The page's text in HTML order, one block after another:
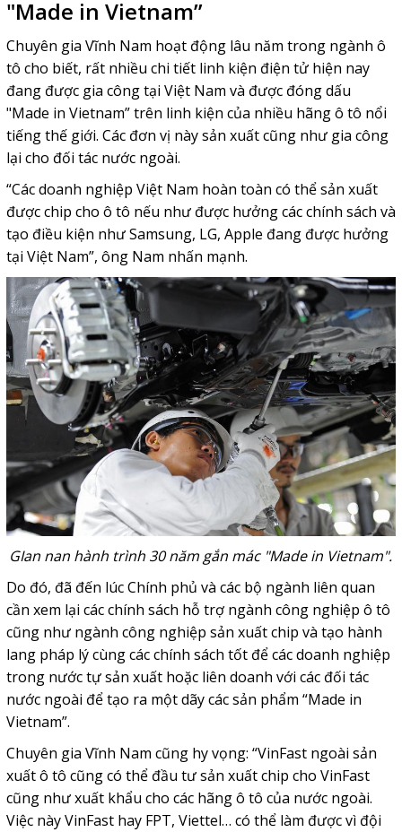
"Made in Vietnam”
Chuyên gia Vĩnh Nam hoạt động lâu năm trong ngành ô
tô cho biết, rất nhiều chi tiết linh kiện điện tử hiện nay
đang được gia công tại Việt Nam và được đóng dấu
"Made in Vietnam” trên linh kiện của nhiều hãng ô tô nổi
tiếng thế giới. Các đơn vị này sản xuất cũng như gia công
lại cho đối tác nước ngoài.
“Các doanh nghiệp Việt Nam hoàn toàn có thể sản xuất
được chip cho ô tô nếu như được hưởng các chính sách và
tạo điều kiện như Samsung, LG, Apple đang được hưởng
tại Việt Nam”, ông Nam nhấn mạnh.
GIan nan hành trình 30 năm gắn mác "Made in Vietnam".
Do đó, đã đến lúc Chính phủ và các bộ ngành liên quan
cần xem lại các chính sách hỗ trợ ngành công nghiệp ô tô
cũng như ngành công nghiệp sản xuất chip và tạo hành
lang pháp lý cùng các chính sách tốt để các doanh nghiệp
trong nước tự sản xuất hoặc liên doanh với các đối tác
nước ngoài để tạo ra một dãy các sản phẩm “Made in
Vietnam”.
Chuyên gia Vĩnh Nam cũng hy vọng: “VinFast ngoài sản
xuất ô tô cũng có thể đầu tư sản xuất chip cho VinFast
cũng như xuất khẩu cho các hãng ô tô của nước ngoài.
Việc này VinFast hay FPT, Viettel… có thể làm được vì đội